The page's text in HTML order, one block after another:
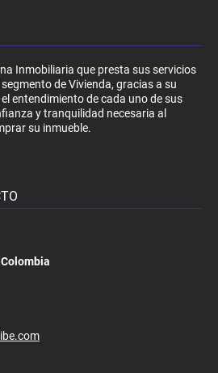
Inmobiliaria que presta sus servicios
de Vivienda, gracias a su
entendimiento de cada uno de sus
y tranquilidad necesaria al
su inmueble.